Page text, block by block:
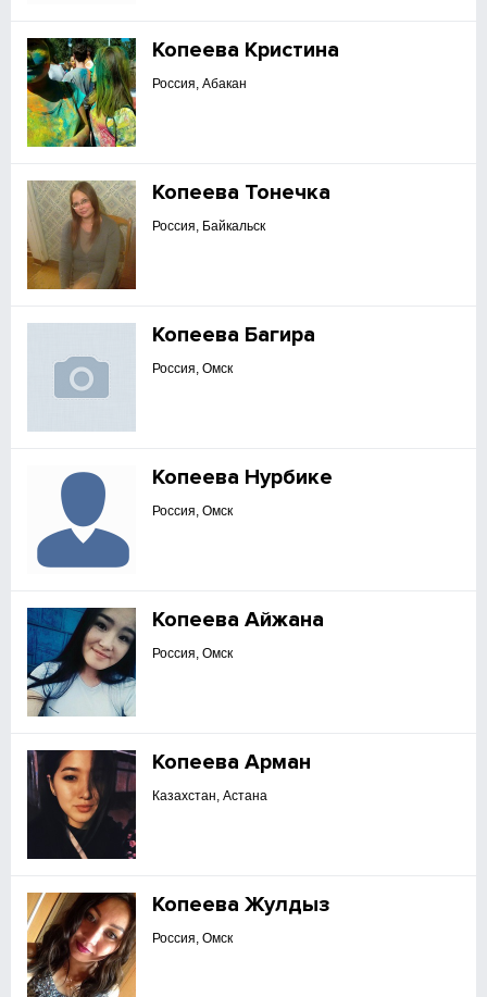
Копеева Кристина
Россия, Абакан
Копеева Тонечка
Россия, Байкальск
Копеева Багира
Россия, Омск
Копеева Нурбике
Россия, Омск
Копеева Айжана
Россия, Омск
Копеева Арман
Казахстан, Астана
Копеева Жулдыз
Россия, Омск